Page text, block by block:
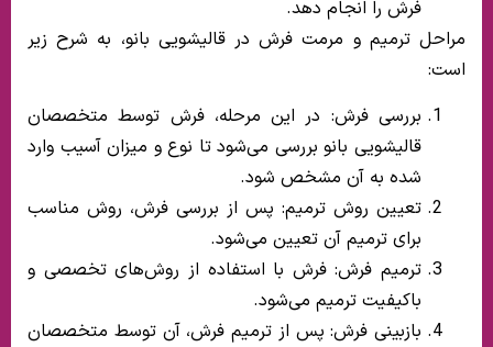
فرش را انجام دهد.
مراحل ترمیم و مرمت فرش در قالیشویی بانو، به شرح زیر
است:
بررسی فرش: در این مرحله، فرش توسط متخصصان
قالیشویی بانو بررسی می‌شود تا نوع و میزان آسیب وارد
شده به آن مشخص شود.
تعیین روش ترمیم: پس از بررسی فرش، روش مناسب
برای ترمیم آن تعیین می‌شود.
ترمیم فرش: فرش با استفاده از روش‌های تخصصی و
باکیفیت ترمیم می‌شود.
بازبینی فرش: پس از ترمیم فرش، آن توسط متخصصان